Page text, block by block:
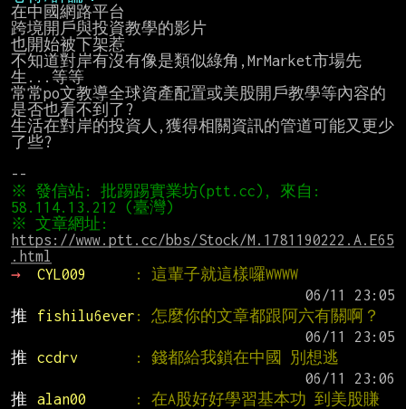
在中國網路平台
跨境開戶與投資教學的影片
也開始被下架惹
不知道對岸有沒有像是類似綠角,MrMarket市場先
生...等等
常常po文教導全球資產配置或美股開戶教學等內容的
是否也看不到了?
生活在對岸的投資人,獲得相關資訊的管道可能又更少
了些?
※ 發信站: 批踢踢實業坊(ptt.cc), 來自:
https://www.ptt.cc/bbs/Stock/M.1781190222.A.E65
.html
→
CYL009
: 這輩子就這樣囉WWWW
推
fishilu6ever : 怎麼你的文章都跟阿六有關啊？
推
ccdrv
: 錢都給我鎖在中國 別想逃
推
alan00
: 在A股好好學習基本功 到美股賺